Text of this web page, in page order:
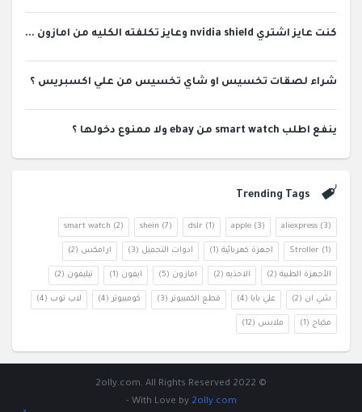
كنت عايز اشتري nvidia shield وعايز تكلفته الكليه من امازون ...
شراء لصقات تخسيس او شاي تخسيس من علي اكسبريس ؟
ينفع اطلب smart watch من ebay ولا ممنوع دخولها ؟
Trending Tags
aliexpress (3)
apple (3)
dslr (1)
shein (7)
smart watch (2)
Stroller (1) اجهزة كهربائية (1) ادوات التجميل (3) ارامكس (2)
الأجهزة الطبية (2) الاحذيه (2) امازون (5) ايفون (1) تيليفون (2)
شي ان (2) علي بابا (4) قطع الكمبيوتر (3) كومبيوتر (4) لاب توب (4)
مكياج (1) ملابس (12)
© 2022 2olly.com. All Rights Reserved
With Love by 2olly.com
-